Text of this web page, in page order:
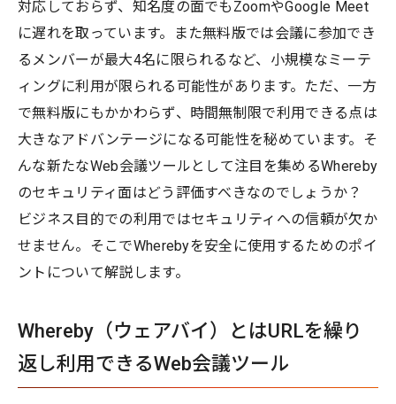
対応しておらず、知名度の面でもZoomやGoogle Meet
に遅れを取っています。また無料版では会議に参加でき
るメンバーが最大4名に限られるなど、小規模なミーテ
ィングに利用が限られる可能性があります。ただ、一方
で無料版にもかかわらず、時間無制限で利用できる点は
大きなアドバンテージになる可能性を秘めています。そ
んな新たなWeb会議ツールとして注目を集めるWhereby
のセキュリティ面はどう評価すべきなのでしょうか？
ビジネス目的での利用ではセキュリティへの信頼が欠か
せません。そこでWherebyを安全に使用するためのポイ
ントについて解説します。
Whereby（ウェアバイ）とはURLを繰り
返し利用できるWeb会議ツール